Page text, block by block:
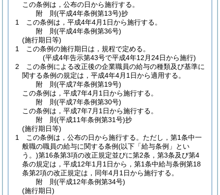
この条例は，公布の日から施行する。
附 則(平成4年条例第13号)抄
1
この条例は，平成4年4月1日から施行する。
附 則(平成4年条例第36号)
(施行期日等)
1
この条例の施行期日は，規程で定める。
(平成4年告示第43号で平成4年12月24日から施行)
2
この条例による改正後の企業職員の給与の種類及び基準に
関する条例の規定は，平成4年4月1日から適用する。
附 則(平成7年条例第19号)
この条例は，平成7年4月1日から施行する。
附 則(平成7年条例第30号)
この条例は，平成7年7月1日から施行する。
附 則(平成11年条例第31号)抄
(施行期日等)
1
この条例は，公布の日から施行する。 ただし，第1条中一
般職の職員の給与に関する条例(以下「給与条例」とい
う。)第16条第3項の改正規定並びに第2条，第3条及び第4
条の規定は，平成12年1月1日から，第1条中給与条例第18
条第2項の改正規定は，同年4月1日から施行する。
附 則(平成12年条例第34号)
(施行期日)